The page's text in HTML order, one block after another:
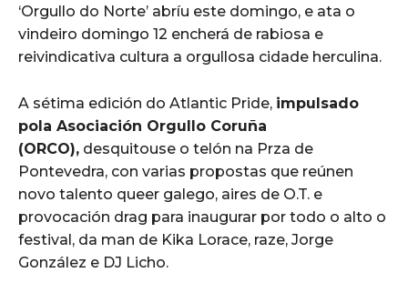
‘Orgullo do Norte’ abríu este domingo, e ata o
vindeiro domingo 12 encherá de rabiosa e
reivindicativa cultura a orgullosa cidade herculina.
A sétima edición do Atlantic Pride, impulsado
pola Asociación Orgullo Coruña
(ORCO), desquitouse o telón na Prza de
Pontevedra, con varias propostas que reúnen
novo talento queer galego, aires de O.T. e
provocación drag para inaugurar por todo o alto o
festival, da man de Kika Lorace, raze, Jorge
González e DJ Licho.